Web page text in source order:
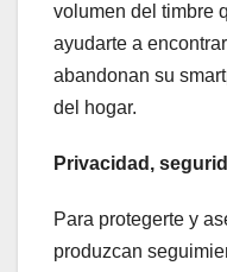
volumen del timbre
ayudarte a
abandonan su
del hogar.
Privacidad,
Para protegerte y
produzcan